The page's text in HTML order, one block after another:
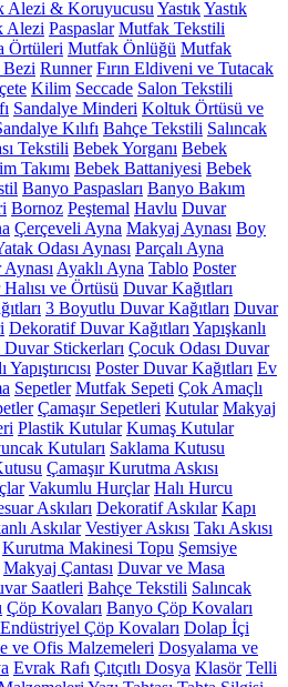
Alezi & Koruyucusu YastıkYastık
Alezi Paspaslar Mutfak Tekstili
Örtüleri Mutfak Önlüğü Mutfak
Runner Fırın Eldiveni ve Tutacak
Kilim Seccade Salon Tekstili
Sandalye Minderi Koltuk Örtüsü ve
Kılıfı Bahçe Tekstili Salıncak
Tekstili Bebek Yorganı Bebek
Takımı Bebek Battaniyesi Bebek
Banyo Paspasları Banyo Bakım
Bornoz Peştemal Havlu Duvar
Çerçeveli Ayna Makyaj Aynası Boy
Odası Aynası Parçalı Ayna
Ayaklı Ayna Tablo Poster
ve Örtüsü Duvar Kağıtları
3 Boyutlu Duvar Kağıtları Duvar
Dekoratif Duvar Kağıtları Yapışkanlı
Duvar Stickerları Çocuk Odası Duvar
Poster Duvar Kağıtları Ev
Sepetler Mutfak Sepeti Çok Amaçlı
Çamaşır Sepetleri Kutular Makyaj
Plastik Kutular Kumaş Kutular
Kutuları Saklama Kutusu
Çamaşır Kurutma Askısı
Vakumlu Hurçlar Halı Hurcu
Askıları Dekoratif Askılar Kapı
Askılar Vestiyer Askısı Takı Askısı
Kurutma Makinesi Topu Şemsiye
Makyaj Çantası Duvar ve Masa
Saatleri Bahçe Tekstili Salıncak
Çöp Kovaları Banyo Çöp Kovaları
Endüstriyel Çöp Kovaları Dolap İçi
ve Ofis Malzemeleri Dosyalama ve
Evrak Rafı Çıtçıtlı Dosya Klasör Telli